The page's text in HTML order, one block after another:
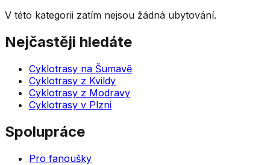
V této kategorii zatím nejsou žádná ubytování.
Nejčastěji hledáte
Cyklotrasy na Šumavě
Cyklotrasy z Kvildy
Cyklotrasy z Modravy
Cyklotrasy v Plzni
Spolupráce
Pro fanoušky